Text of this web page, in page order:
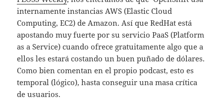
internamente instancias AWS (Elastic Cloud
Computing, EC2) de Amazon. Así que RedHat está
apostando muy fuerte por su servicio PaaS (Platform
as a Service) cuando ofrece gratuitamente algo que a
ellos les estará costando un buen puñado de dólares.
Como bien comentan en el propio podcast, esto es
temporal (lógico), hasta conseguir una masa crítica
de usuarios.